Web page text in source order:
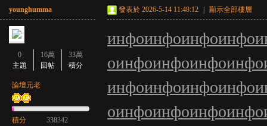
younghumma
0
主題
16萬
回帖
33萬
積分
論壇元老
積分 338342
發表於 2026-5-14 11:48:12 顯示全部樓層
инфоинфоинфоинфо
оинфоинфоинфоинфо
инфоинфоинфоинфо
оинфоинфоинфоинфо